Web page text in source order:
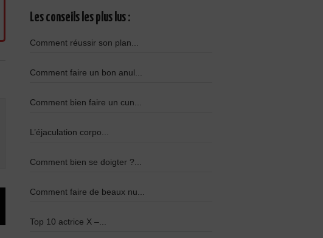
Les conseils les plus lus :
Comment réussir son plan...
Comment faire un bon anul...
Comment bien faire un cun...
L’éjaculation corpo...
Comment bien se doigter ?...
Comment faire de beaux nu...
Top 10 actrice X –...